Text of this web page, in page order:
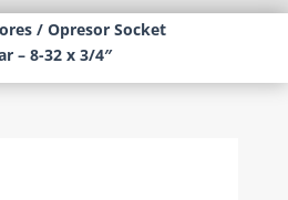
/ Opresor Socket
– 8-32 x 3/4″